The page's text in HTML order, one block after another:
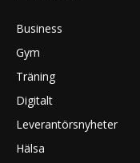
Business
Gym
Träning
Digitalt
Leverantörsnyheter
Hälsa